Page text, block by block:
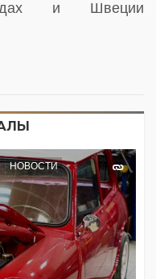
и Швеции
тарифы на
НОВОСТИ